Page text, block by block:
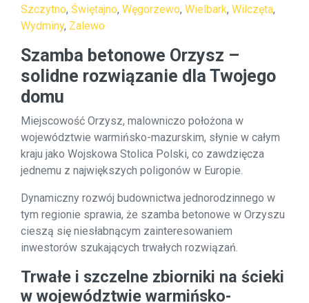
Szczytno, Świętajno, Węgorzewo, Wielbark, Wilczęta,
Wydminy, Zalewo
Szamba betonowe Orzysz –
solidne rozwiązanie dla Twojego
domu
Miejscowość Orzysz, malowniczo położona w
województwie warmińsko-mazurskim, słynie w całym
kraju jako Wojskowa Stolica Polski, co zawdzięcza
jednemu z największych poligonów w Europie.
Dynamiczny rozwój budownictwa jednorodzinnego w
tym regionie sprawia, że szamba betonowe w Orzyszu
cieszą się niesłabnącym zainteresowaniem
inwestorów szukających trwałych rozwiązań.
Trwałe i szczelne zbiorniki na ścieki
w województwie warmińsko-